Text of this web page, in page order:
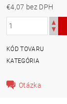
€4,07 bez DPH
KÓD TOVARU
KATEGÓRIA
Otázka